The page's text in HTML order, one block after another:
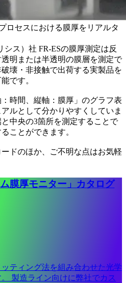
ロセスにおける膜厚をリアルタ
シス）社 FR-ESの膜厚測定は反
明または半透明の膜層を測定で
壊・非接触で出荷する実製品を
です。
時間、縦軸：膜厚」のグラフ表
ルとして分かりやすくしていま
中央の3箇所を測定することで
ことができます。
ドのほか、ご不明な点はお気軽
膜厚モニター」カタログ
ティング法を組み合わせた光学
製造ライン向けに弊社でカス